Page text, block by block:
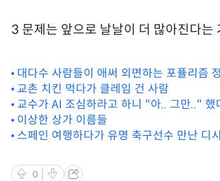
3 문제는 앞으로 날날이 더 많아진다는
대다수 사람들이 애써 외면하는 포퓰리즘
교촌 치킨 먹다가 클레임 건 사람
교수가 AI 조심하라고 하니 "아.. 그만.." 했
이상한 상가 이름들
스페인 여행하다가 유명 축구선수 만난 디
0